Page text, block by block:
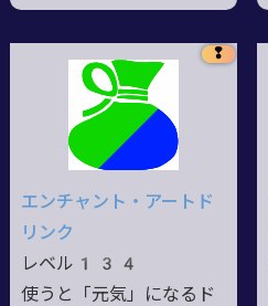
❢
エンチャント・アートド
リンク
レベル134
使うと「元気」になるド